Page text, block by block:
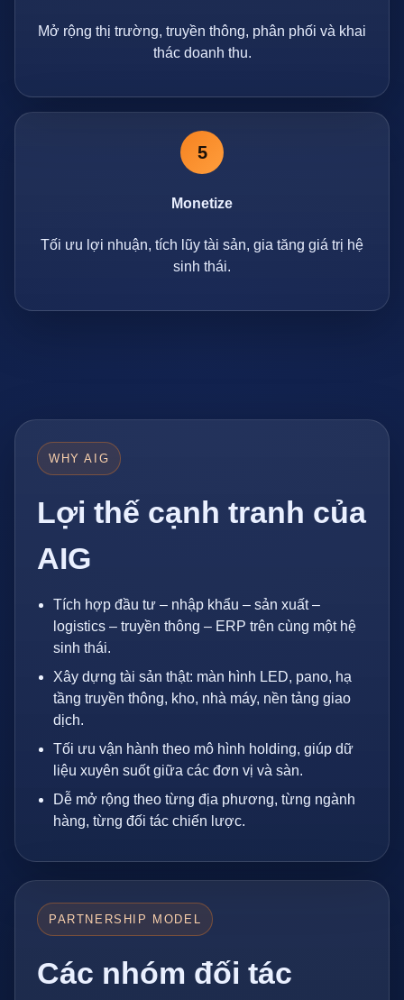
Mở rộng thị trường, truyền thông, phân phối và khai
thác doanh thu.
5
Monetize
Tối ưu lợi nhuận, tích lũy tài sản, gia tăng giá trị hệ
sinh thái.
WHY AIG
Lợi thế cạnh tranh của
AIG
Tích hợp đầu tư – nhập khẩu – sản xuất –
logistics – truyền thông – ERP trên cùng một hệ
sinh thái.
Xây dựng tài sản thật: màn hình LED, pano, hạ
tầng truyền thông, kho, nhà máy, nền tảng giao
dịch.
Tối ưu vận hành theo mô hình holding, giúp dữ
liệu xuyên suốt giữa các đơn vị và sàn.
Dễ mở rộng theo từng địa phương, từng ngành
hàng, từng đối tác chiến lược.
PARTNERSHIP MODEL
Các nhóm đối tác